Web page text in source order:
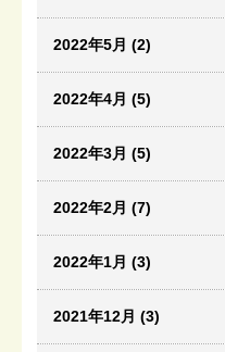
2022年5月 (2)
2022年4月 (5)
2022年3月 (5)
2022年2月 (7)
2022年1月 (3)
2021年12月 (3)